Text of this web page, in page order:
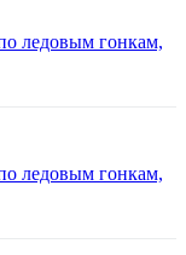
ледовым гонкам,
ледовым гонкам,